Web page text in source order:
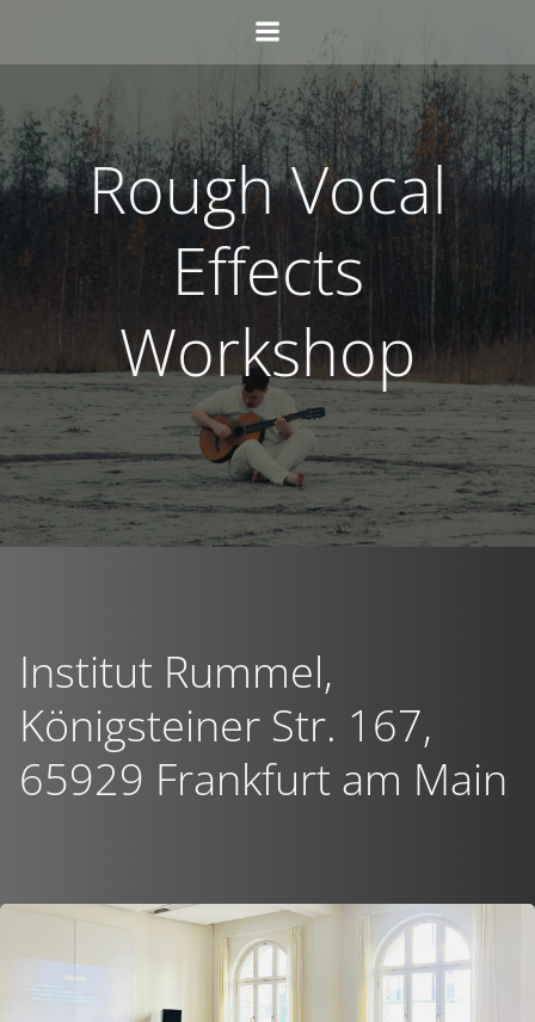
to
content
Rough Vocal
Effects
Workshop
Institut Rummel,
Königsteiner Str. 167,
65929 Frankfurt am Main